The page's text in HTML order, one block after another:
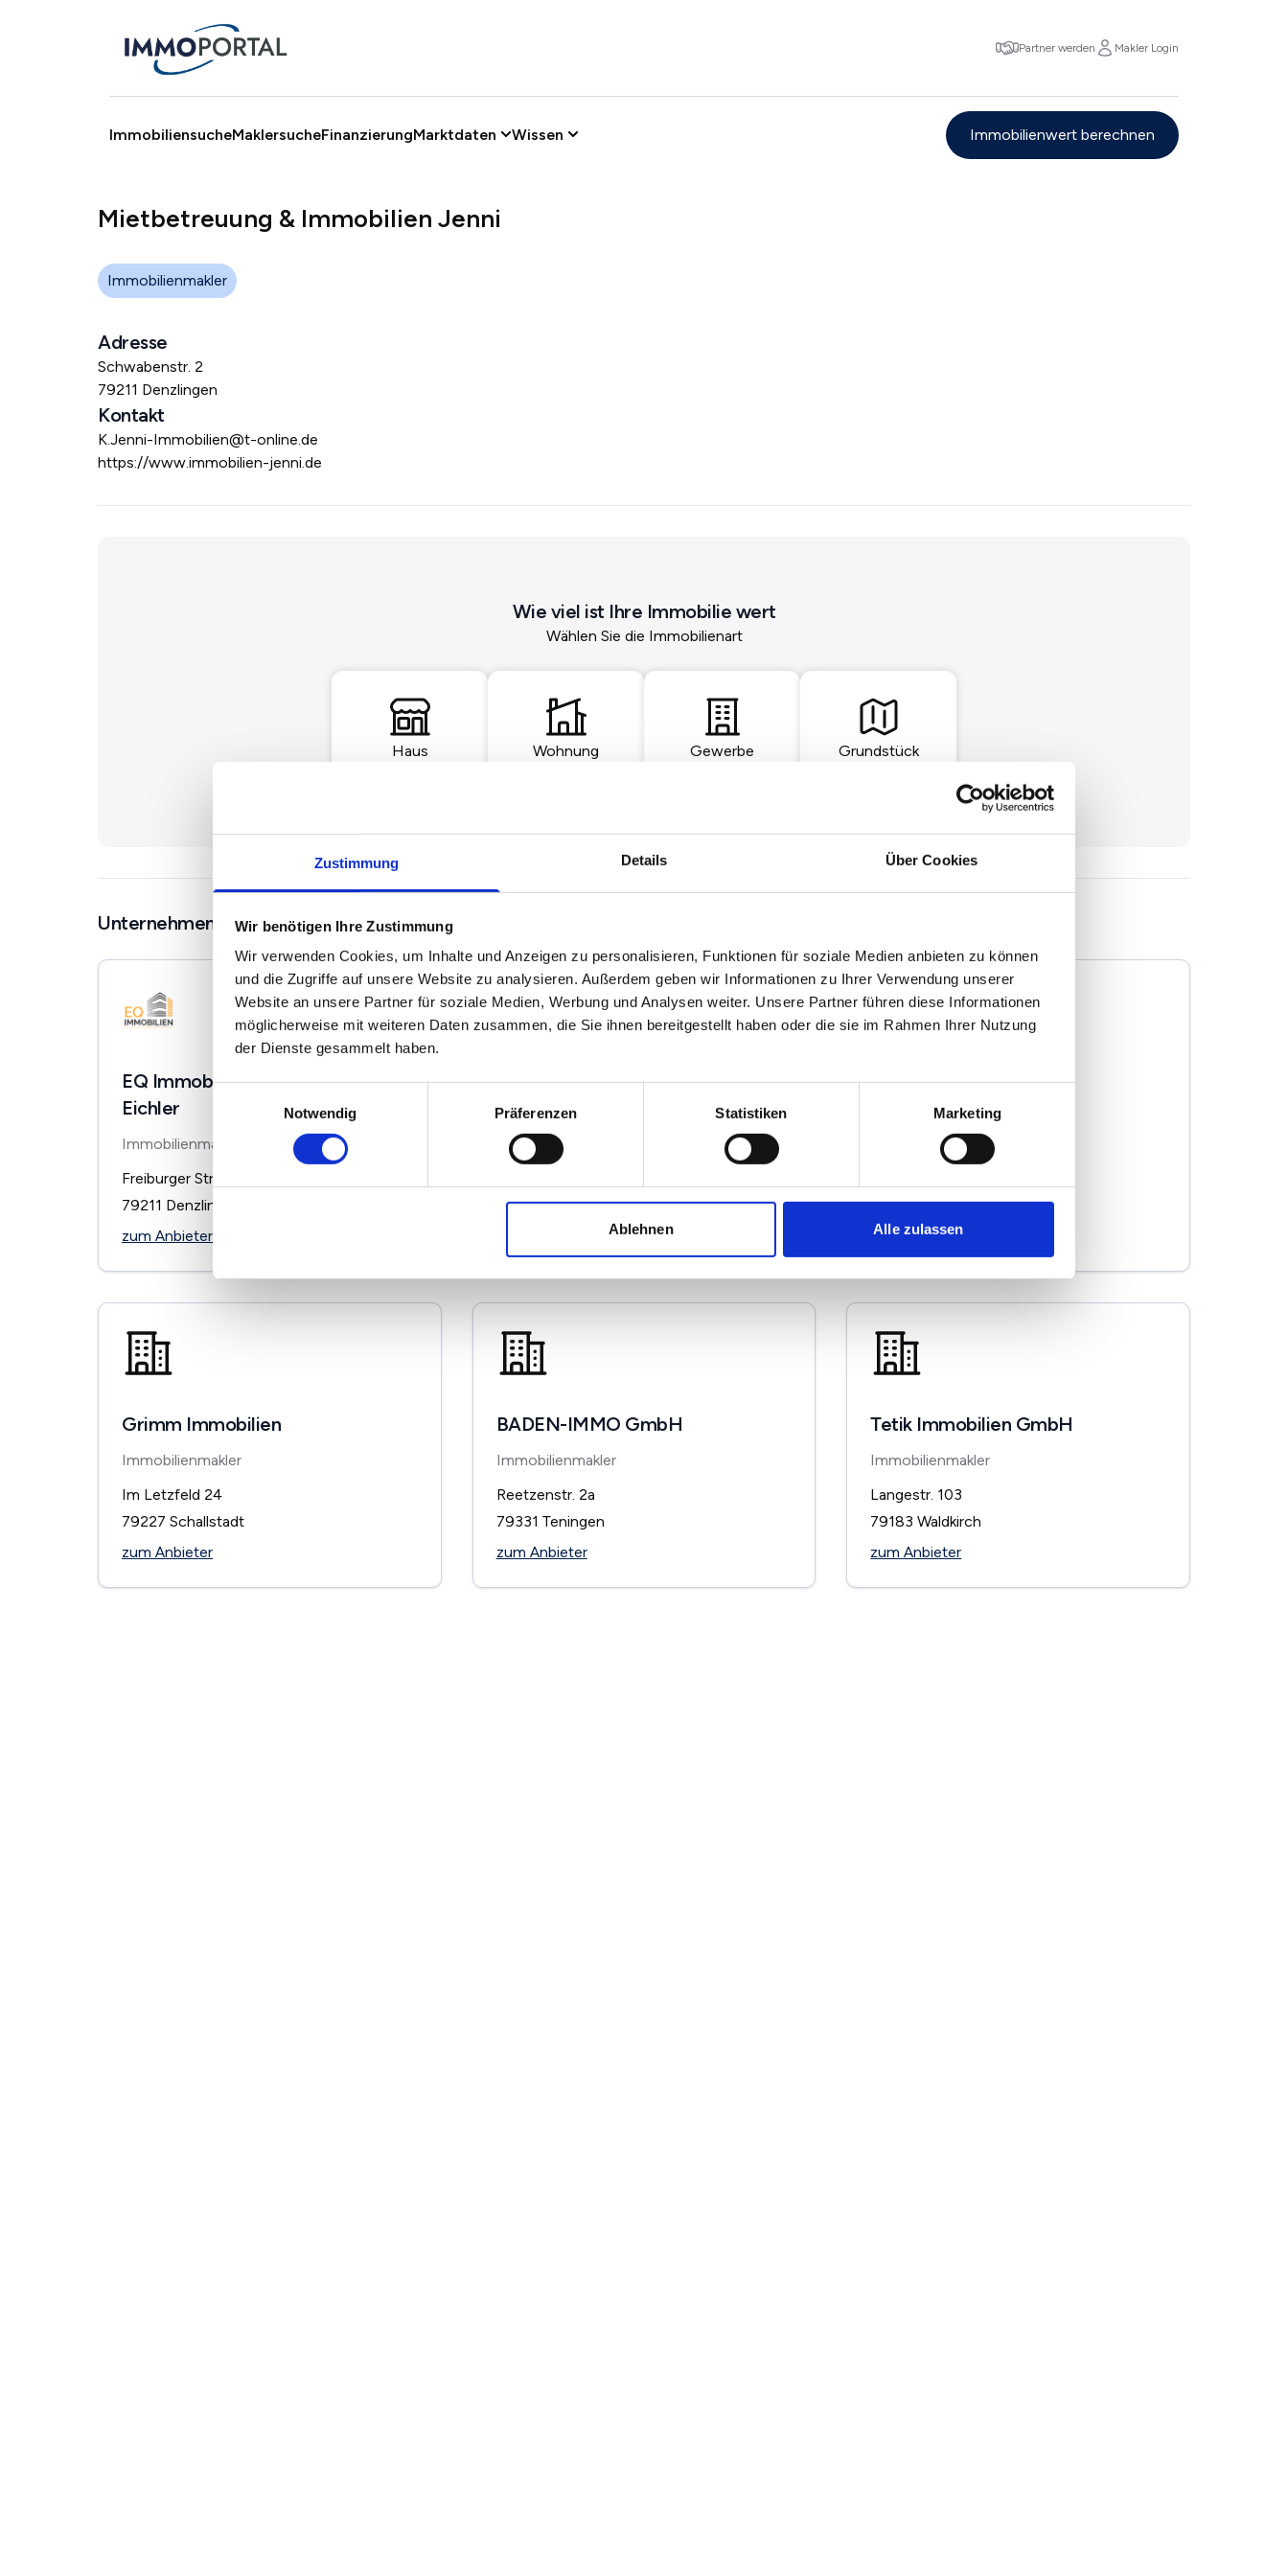
Zustimmung Details Über Cookies
Wir benötigen Ihre Zustimmung
Wir verwenden Cookies, um Inhalte und Anzeigen zu personalisieren, Funktionen für soziale Medien anbieten zu können
und die Zugriffe auf unsere Website zu analysieren. Außerdem geben wir Informationen zu Ihrer Verwendung unserer
Website an unsere Partner für soziale Medien, Werbung und Analysen weiter. Unsere Partner führen diese Informationen
möglicherweise mit weiteren Daten zusammen, die Sie ihnen bereitgestellt haben oder die sie im Rahmen Ihrer Nutzung
der Dienste gesammelt haben.
Notwendig
Präferenzen Statistiken Marketing
Ablehnen Alle zulassen
Partner werden Makler Login
ImmobiliensucheMaklersucheFinanzierungMarktdaten Wissen Immobilienwert berechnen
Mietbetreuung & Immobilien Jenni
Immobilienmakler
Adresse
Schwabenstr. 2
79211 Denzlingen
Kontakt
K.Jenni-Immobilien@t-online.de
https://www.immobilien-jenni.de
Wie viel ist Ihre Immobilie wert
Wählen Sie die Immobilienart
Haus Wohnung Gewerbe Grundstück
Unternehmen in der Nähe
EQ Immobilien - Inh. Emanuel
Eichler
Immobilienmakler
Freiburger Straße 4
79211 Denzlingen
zum Anbieter
Immobilienmakler
Hauptstr. 24
79254 Oberried
Immobilienmakler
Hauptstraße 38
79359 Riegel
zum Anbieter
Grimm Immobilien
Immobilienmakler
Im Letzfeld 24
79227 Schallstadt
zum Anbieter
BADEN-IMMO GmbH
Immobilienmakler
Reetzenstr. 2a
79331 Teningen
zum Anbieter
Tetik Immobilien GmbH
Immobilienmakler
Langestr. 103
79183 Waldkirch
zum Anbieter